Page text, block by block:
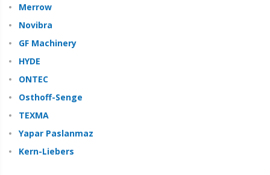
Merrow
Novibra
GF Machinery
HYDE
ONTEC
Osthoff-Senge
TEXMA
Yapar Paslanmaz
Kern-Liebers